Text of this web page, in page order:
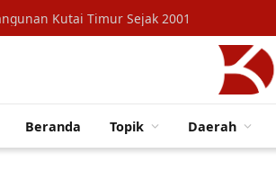
Kutai Timur Sejak 2001
Beranda Topik Daerah